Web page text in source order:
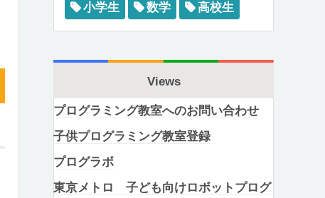
小学生
数学 高校生
Views
プログラミング教室へのお問い合わせ
子供プログラミング教室登録
プログラボ
東京メトロ 子ども向けロボットプログ